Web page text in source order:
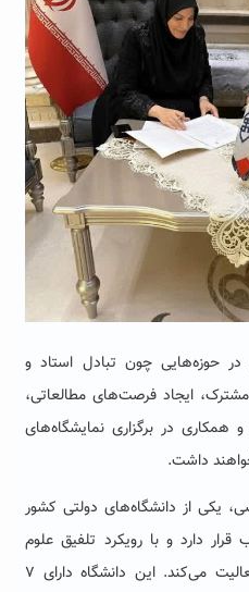
حوزه‌هایی چون تبادل استاد و
ایجاد فرصت‌های مطالعاتی،
همکاری در برگزاری نمایشگاه‌های
داشت.
یکی از دانشگاه‌های دولتی کشور
دارد و با رویکرد تلفیق علوم
اسلامی با علوم نوین و فناوری فعالیت می‌کند. این دانشگاه دارای ۷